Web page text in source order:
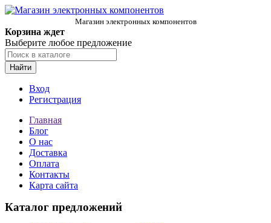
Магазин электронных компонентов
Корзина ждет
Выберите любое предложение
Найти
Вход
Регистрация
Главная
Блог
О нас
Доставка
Оплата
Контакты
Карта сайта
Каталог предложений